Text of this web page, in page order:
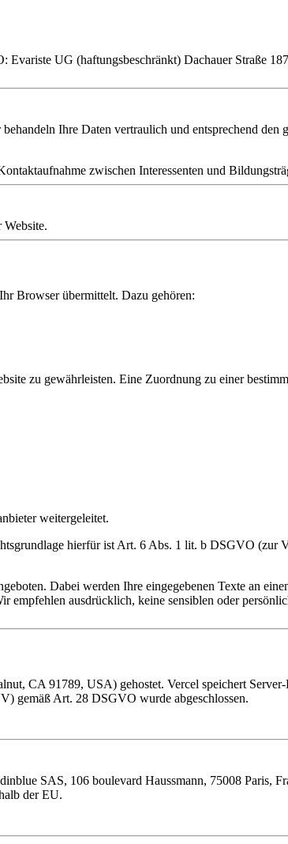
Evariste UG (haftungsbeschränkt) Dachauer Straße
Ihre Daten vertraulich und entsprechend
zwischen Interessenten und
Website.
Browser übermittelt. Dazu gehören:
zu gewährleisten. Eine Zuordnung zu einer
weitergeleitet.
hierfür ist Art. 6 Abs. 1 lit. b DSGVO (zur
Dabei werden Ihre eingegebenen Texte an
empfehlen ausdrücklich, keine sensiblen oder
CA 91789, USA) gehostet. Vercel speichert
gemäß Art. 28 DSGVO wurde abgeschlossen.
SAS, 106 boulevard Haussmann, 75008 Paris,
der EU.